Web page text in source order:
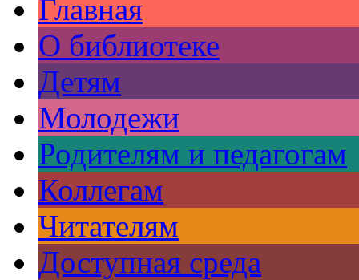
Главная
О библиотеке
Детям
Молодежи
Родителям и педагогам
Коллегам
Читателям
Доступная среда